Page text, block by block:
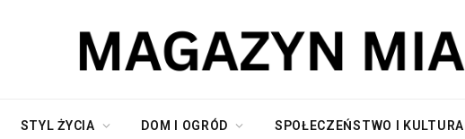
STYL ŻYCIA DOM I OGRÓD SPOŁECZEŃSTWO I KULTURA